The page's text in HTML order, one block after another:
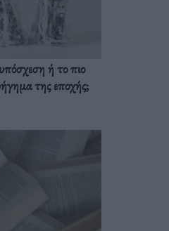
ή το πιο
της εποχής;